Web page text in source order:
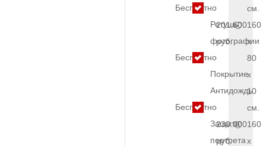
Бесплатно
Ретушь
фотографии
Бесплатно
Покрытие
Антидождь
Бесплатно
Защита
портрета
см.
201.600
руб.
160
x
80
x
10
см.
230.000
руб.
160
x